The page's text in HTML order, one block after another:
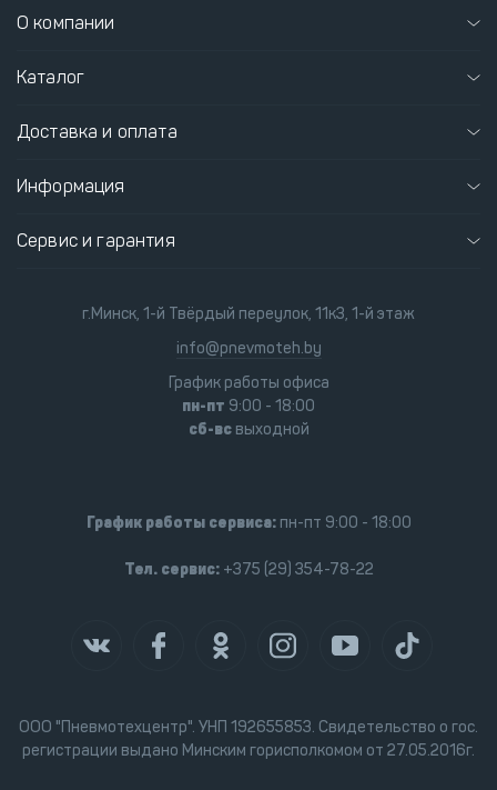
О компании
Каталог
Доставка и оплата
Информация
Сервис и гарантия
ООО "Пневмотехцентр". УНП 192655853. Свидетельство о гос.
регистрации выдано Минским горисполкомом от 27.05.2016г.
г.Минск, 1-й Твёрдый переулок, 11к3, 1-й этаж
info@pnevmoteh.by
График работы офиса
пн-пт 9:00 - 18:00
сб-всвыходной
График работы сервиса:пн-пт 9:00 - 18:00
Тел. сервис:+375 (29) 354-78-22